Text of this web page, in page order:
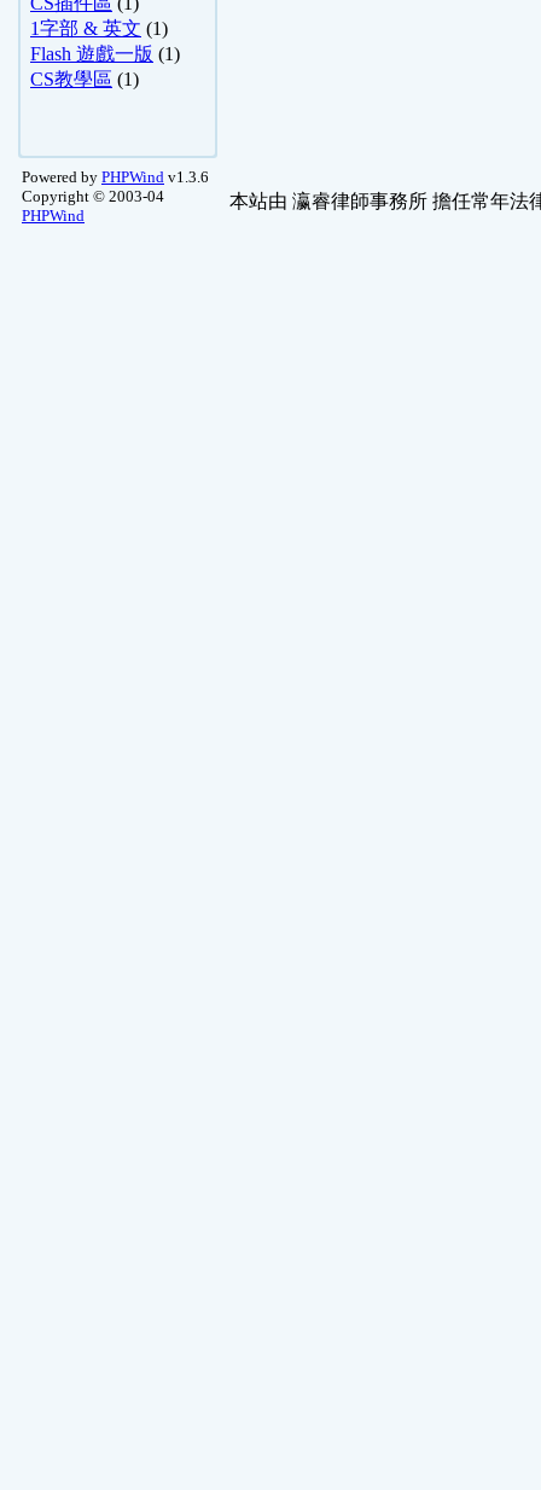
1字部 & 英文 (1)
Flash 遊戲一版 (1)
CS教學區 (1)
Powered by PHPWind v1.3.6
Copyright © 2003-04
PHPWind
本站由 瀛睿律師事務所 擔任常年法